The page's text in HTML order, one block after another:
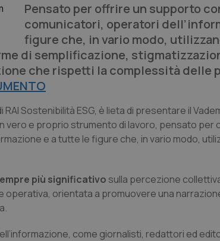
Pensato per offrire un supporto
comunicatori, operatori
figure che, in vario modo,
di semplificazione,
che rispetti la complessità delle
RAI Sostenibilità ESG, è lieta di presentare il
vero e proprio strumento di lavoro, pensato
e a tutte le figure che, in vario modo,
più significativo sulla percezione
operativa, orientata a promuovere una
come giornalisti, redattori ed